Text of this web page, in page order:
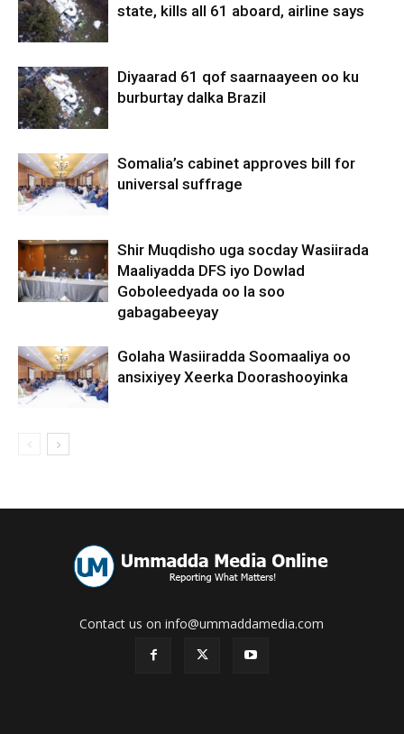
state, kills all 61 aboard, airline says
Diyaarad 61 qof saarnaayeen oo ku
burburtay dalka Brazil
Somalia’s cabinet approves bill for
universal suffrage
Shir Muqdisho uga socday Wasiirada
Maaliyadda DFS iyo Dowlad
Goboleedyada oo la soo
gabagabeeyay
Golaha Wasiiradda Soomaaliya oo
ansixiyey Xeerka Doorashooyinka
Contact us on info@ummaddamedia.com